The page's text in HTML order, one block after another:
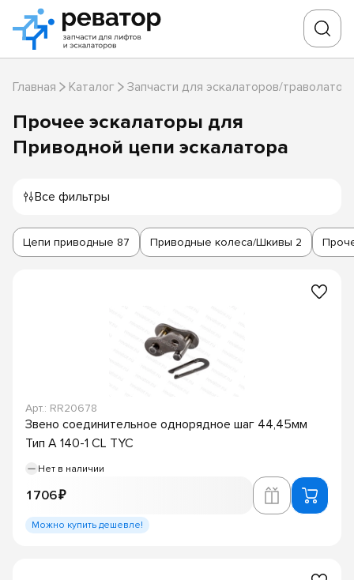
Главная Каталог Запчасти для эскалаторов/
Прочее эскалаторы для
Приводной цепи эскалатора
Все фильтры
Цепи приводные 87 Приводные колеса/Шкивы 2
Арт.: RR20678
Звено соединительное однорядное шаг 44,45мм
Тип A 140-1 CL TYC
Нет в наличии
1 706 ₽
Можно купить дешевле!